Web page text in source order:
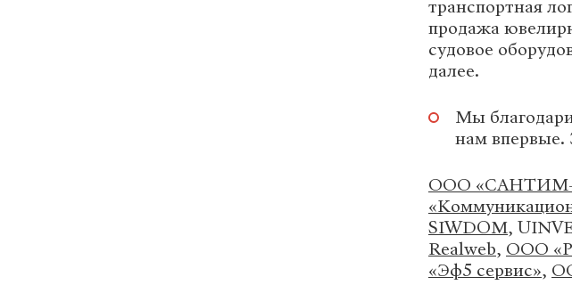
транспортная
продажа
судовое
далее.
Мы
нам впервые.
ООО
SIWDOM,
Realweb, ООО
«Эф5 сервис»,